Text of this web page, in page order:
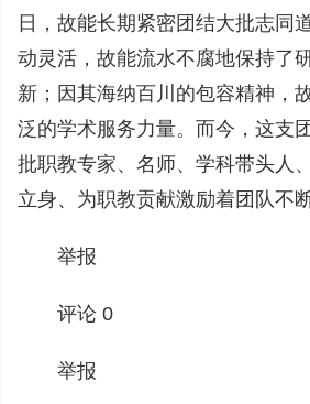
日，故能长期紧密团结大批志同
动灵活，故能流水不腐地保持了
新；因其海纳百川的包容精神，
泛的学术服务力量。而今，这支
批职教专家、名师、学科带头人
立身、为职教贡献激励着团队不
举报
评论 0
举报